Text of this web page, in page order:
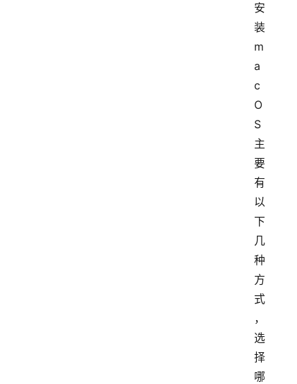
安
装
m
a
c
O
S
主
要
有
以
下
几
种
方
式
，
选
择
哪